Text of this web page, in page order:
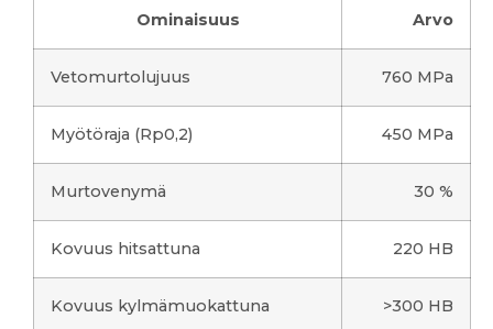
Ominaisuus Arvo
Vetomurtolujuus 760 MPa
Myötöraja (Rp0,2) 450 MPa
Murtovenymä 30 %
Kovuus hitsattuna 220 HB
Kovuus kylmämuokattuna >300 HB